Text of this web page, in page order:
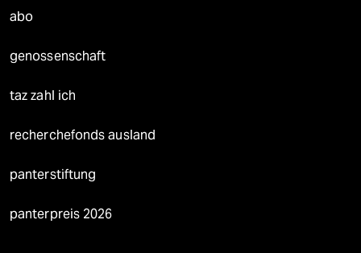
abo
genossenschaft
taz zahl ich
recherchefonds ausland
panterstiftung
panterpreis 2026